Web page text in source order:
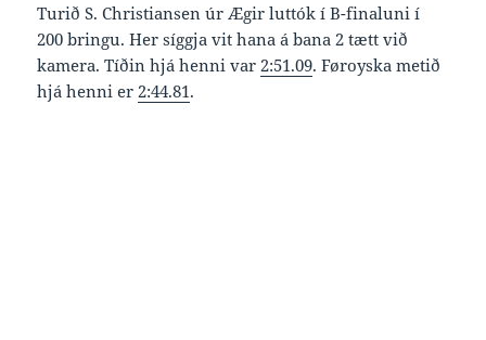
Turið S. Christiansen úr Ægir luttók í B-finaluni í
200 bringu. Her síggja vit hana á bana 2 tætt við
kamera. Tíðin hjá henni var 2:51.09. Føroyska metið
hjá henni er 2:44.81.